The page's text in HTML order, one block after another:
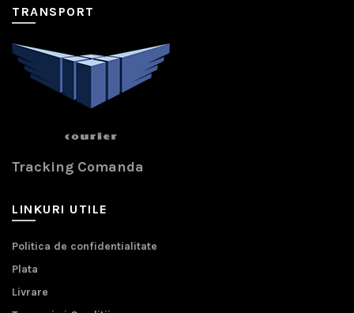
TRANSPORT
Tracking Comanda
LINKURI UTILE
Politica de confidentialitate
Plata
Livrare